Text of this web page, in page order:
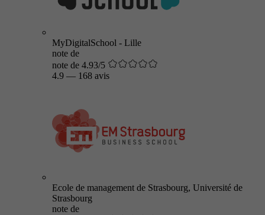
MyDigitalSchool - Lille
note de
note de 4.93/5
4.9 — 168 avis
Ecole de management de Strasbourg, Université de
Strasbourg
note de